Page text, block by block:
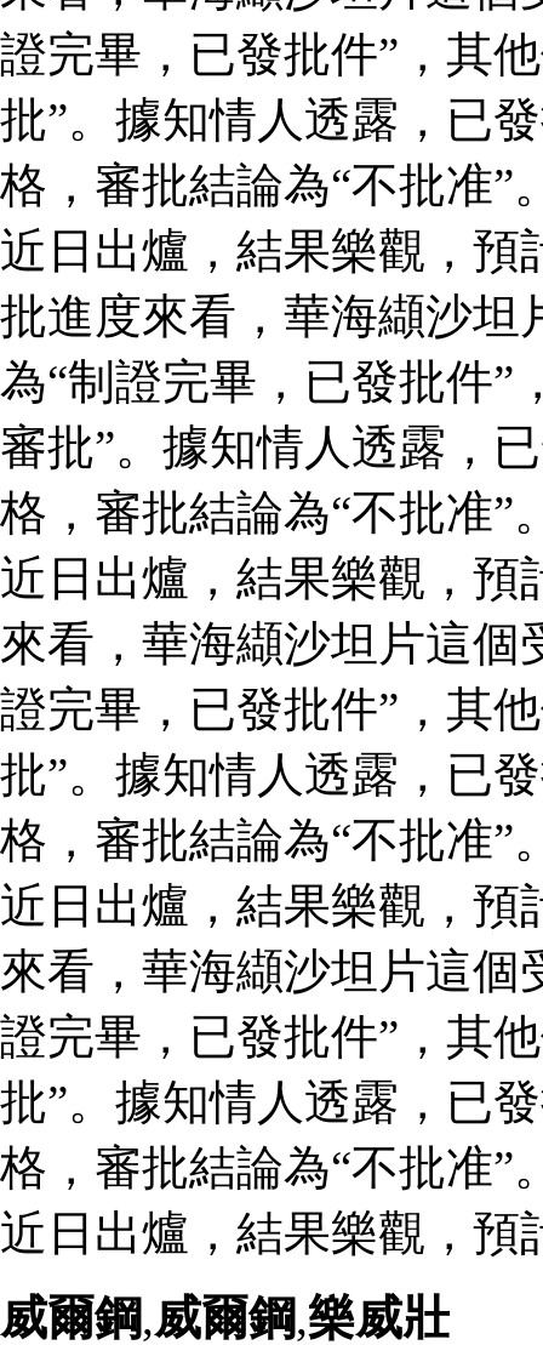
證完畢，已發批件”，其
批”。據知情人透露，已
格，審批結論為“不批准”
近日出爐，結果樂觀，
批進度來看，華海纈沙坦
為“制證完畢，已發批件”
審批”。據知情人透露，
格，審批結論為“不批准”
近日出爐，結果樂觀，預
來看，華海纈沙坦片這個
證完畢，已發批件”，其
批”。據知情人透露，已
格，審批結論為“不批准”
近日出爐，結果樂觀，預
來看，華海纈沙坦片這個
證完畢，已發批件”，其
批”。據知情人透露，已
格，審批結論為“不批准”
近日出爐，結果樂觀，預
威爾鋼,威爾鋼,樂威壯